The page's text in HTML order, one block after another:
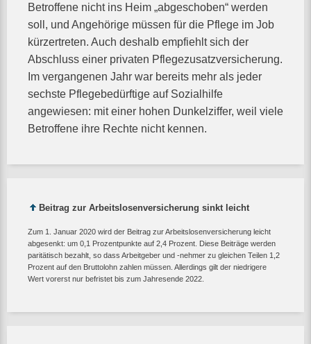
Betroffene nicht ins Heim „abgeschoben“ werden
soll, und Angehörige müssen für die Pflege im Job
kürzertreten. Auch deshalb empfiehlt sich der
Abschluss einer privaten Pflegezusatzversicherung.
Im vergangenen Jahr war bereits mehr als jeder
sechste Pflegebedürftige auf Sozialhilfe
angewiesen: mit einer hohen Dunkelziffer, weil viele
Betroffene ihre Rechte nicht kennen.
Beitrag zur Arbeitslosenversicherung sinkt leicht
Zum 1. Januar 2020 wird der Beitrag zur Arbeitslosenversicherung leicht
abgesenkt: um 0,1 Prozentpunkte auf 2,4 Prozent. Diese Beiträge werden
paritätisch bezahlt, so dass Arbeitgeber und -nehmer zu gleichen Teilen 1,2
Prozent auf den Bruttolohn zahlen müssen. Allerdings gilt der niedrigere
Wert vorerst nur befristet bis zum Jahresende 2022.